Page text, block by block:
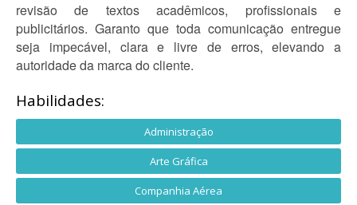
revisão de textos acadêmicos, profissionais e
publicitários. Garanto que toda comunicação entregue
seja impecável, clara e livre de erros, elevando a
autoridade da marca do cliente.
Habilidades:
Administração
Arte Gráfica
Companhia Aérea